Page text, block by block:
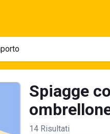
Spiagge
14 Risultati